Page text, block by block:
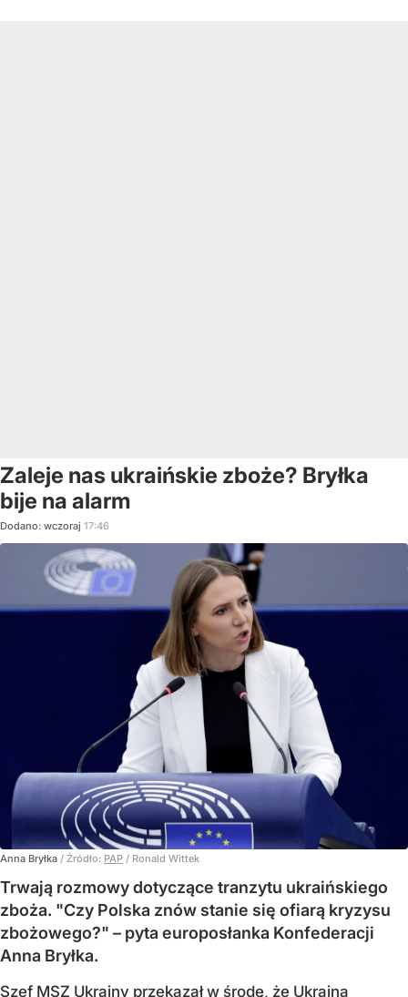
Zaleje nas ukraińskie zboże? Bryłka
bije na alarm
Dodano: wczoraj 17:46
Anna Bryłka / Źródło: PAP / Ronald Wittek
Trwają rozmowy dotyczące tranzytu ukraińskiego
zboża. "Czy Polska znów stanie się ofiarą kryzysu
zbożowego?" – pyta europosłanka Konfederacji
Anna Bryłka.
Szef MSZ Ukrainy przekazał w środę, że Ukraina